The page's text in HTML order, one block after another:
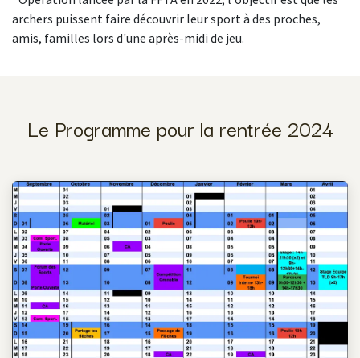
archers puissent faire découvrir leur sport à des proches,
amis, familles lors d'une après-midi de jeu.
Le Programme pour la rentrée 2024